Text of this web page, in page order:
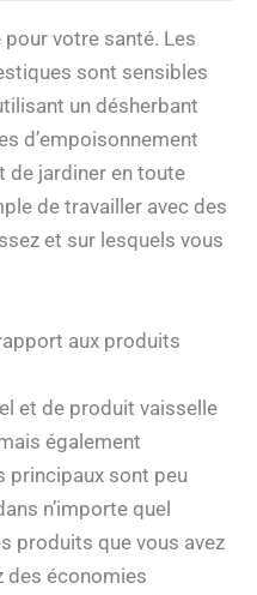
votre santé. Les
sont sensibles
un désherbant
d’empoisonnement
de jardiner en toute
de travailler avec des
et sur lesquels vous
aux produits
et de produit vaisselle
également
principaux sont peu
n’importe quel
produits que vous avez
des économies